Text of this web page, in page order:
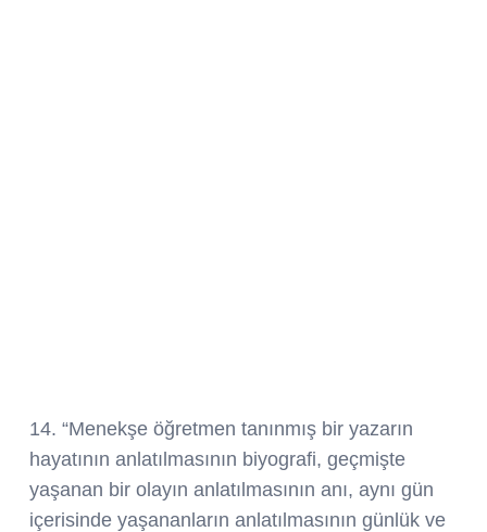
14. “Menekşe öğretmen tanınmış bir yazarın
hayatının anlatılmasının biyografi, geçmişte
yaşanan bir olayın anlatılmasının anı, aynı gün
içerisinde yaşananların anlatılmasının günlük ve